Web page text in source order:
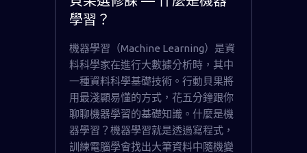
學習？
機器學習（Machine Learning）是資
料科學家在進行大數據分析時，其中
一種資料科學基礎技術。行動貝果將
用最淺顯易懂的方式，花五分鐘跟你
聊聊機器學習的基礎知識。什麼是機
器學習？機器學習就是透過寫程式，
訓練電腦學會找出大筆資料中隨機變